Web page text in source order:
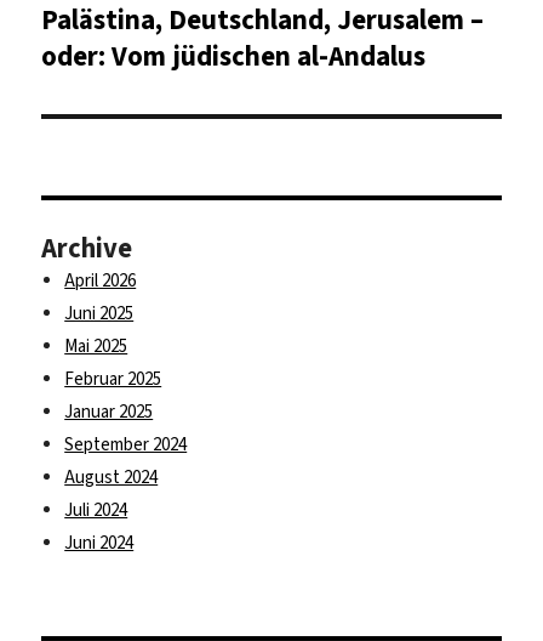
Vorheriger
Beitrag:
Palästina, Deutschland, Jerusalem –
oder: Vom jüdischen al-Andalus
Archive
April 2026
Juni 2025
Mai 2025
Februar 2025
Januar 2025
September 2024
August 2024
Juli 2024
Juni 2024